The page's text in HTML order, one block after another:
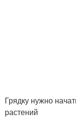
Грядка из
Грядку нужно
растений